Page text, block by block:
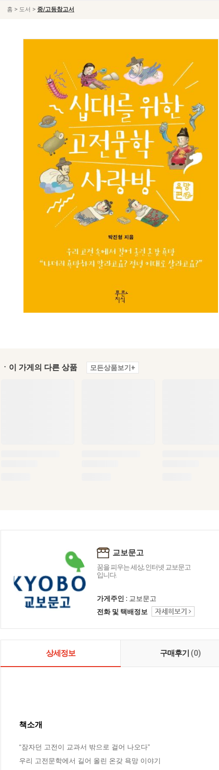
홈 > 도서 > 중/고등참고서
ㆍ이 가게의 다른 상품 모든상품보기+
교보문고
꿈을 피우는 세상, 인터넷 교보문고
입니다.
가게주인 : 교보문고
전화 및 택배정보
상세정보 구매후기 (0)
책소개
“잠자던 고전이 교과서 밖으로 걸어 나오다”
우리 고전문학에서 길어 올린 온갖 욕망 이야기